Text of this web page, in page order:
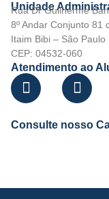
Unidade
Rua Dr Guilherme
8º Andar Conjunto 81
Itaim Bibi – São Paulo
CEP: 04532-060
Atendimento ao
Consulte nosso